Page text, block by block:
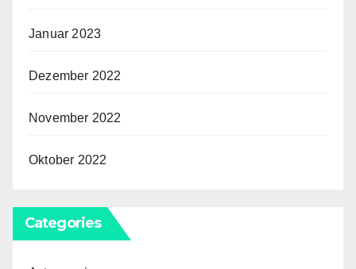
Januar 2023
Dezember 2022
November 2022
Oktober 2022
Categories